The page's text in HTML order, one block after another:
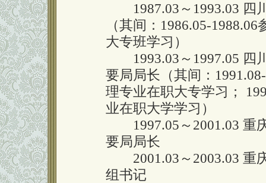
1987.03～1993.03 四
（其间：1986.05-
大专班学习）
1993.03～1997.05 四
要局局长（其间：
理专业在职大专学习；
业在职大学学习）
1997.05～2001.03 重
要局局长
2001.03～2003.03 重
组书记